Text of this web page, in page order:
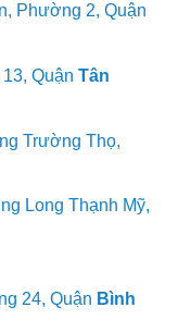
Phường 2, Quận
Quận Tân
Trường Thọ,
Long Thạnh Mỹ,
24, Quận Bình